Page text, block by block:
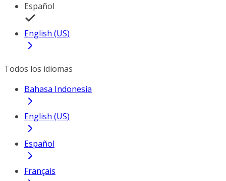
Español
English (US)
Todos los idiomas
Bahasa Indonesia
English (US)
Español
Français